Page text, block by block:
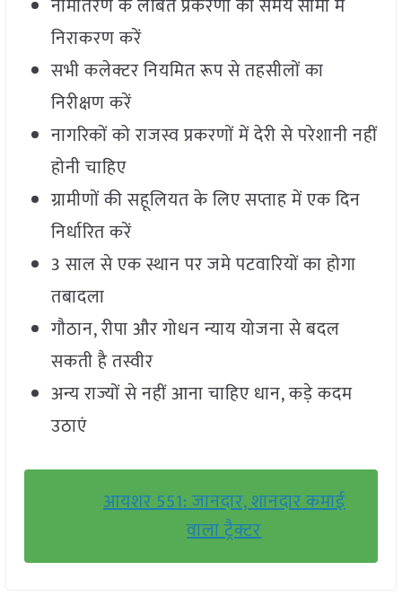
नामांतरण के लंबित प्रकरणों का समय सीमा में
निराकरण करें
सभी कलेक्टर नियमित रूप से तहसीलों का
निरीक्षण करें
नागरिकों को राजस्व प्रकरणों में देरी से परेशानी नहीं
होनी चाहिए
ग्रामीणों की सहूलियत के लिए सप्ताह में एक दिन
निर्धारित करें
3 साल से एक स्थान पर जमे पटवारियों का होगा
तबादला
गौठान, रीपा और गोधन न्याय योजना से बदल
सकती है तस्वीर
अन्य राज्यों से नहीं आना चाहिए धान, कड़े कदम
उठाएं
आयशर 551: जानदार, शानदार कमाई
वाला ट्रैक्टर